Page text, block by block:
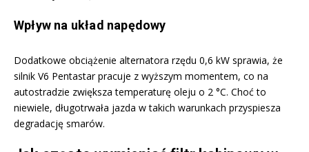
Wpływ na układ napędowy
Dodatkowe obciążenie alternatora rzędu 0,6 kW sprawia, że
silnik V6 Pentastar pracuje z wyższym momentem, co na
autostradzie zwiększa temperaturę oleju o 2 °C. Choć to
niewiele, długotrwała jazda w takich warunkach przyspiesza
degradację smarów.